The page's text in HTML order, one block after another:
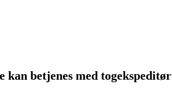
betjenes med togekspeditør